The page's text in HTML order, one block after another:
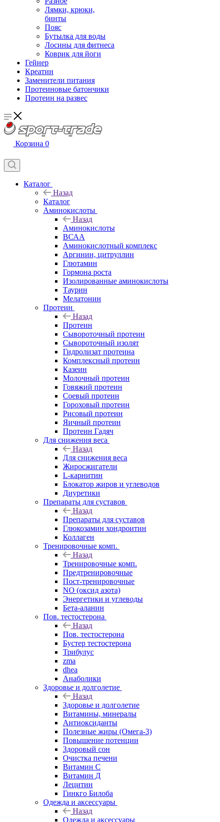
Лямки, крюки,
бинты
Пояс
Бутылка для воды
Лосины для фитнеса
Коврик для йоги
Гейнер
Креатин
Заменители питания
Протеиновые батончики
Протеин на развес
Корзина 0
Каталог
Назад
Каталог
Аминокислоты
Назад
Аминокислоты
ВСАА
Аминокислотный комплекс
Аргинин, цитруллин
Глютамин
Гормона роста
Изолированные аминокислоты
Таурин
Мелатонин
Протеин
Назад
Протеин
Сывороточный протеин
Сывороточный изолят
Гидролизат протеина
Комплексный протеин
Казеин
Молочный протеин
Говяжий протеин
Соевый протеин
Гороховый протеин
Рисовый протеин
Яичный протеин
Протеин Гадяч
Для снижения веса
Назад
Для снижения веса
Жиросжигатели
L-карнитин
Блокатор жиров и углеводов
Диуретики
Препараты для суставов
Назад
Препараты для суставов
Глюкозамин хондроитин
Коллаген
Тренировочные комп.
Назад
Тренировочные комп.
Предтренировочные
Пост-тренировочные
NO (оксид азота)
Энергетики и углеводы
Бета-аланин
Пов. тестостерона
Назад
Пов. тестостерона
Бустер тестостерона
Трибулус
zma
dhea
Анаболики
Здоровье и долголетие
Назад
Здоровье и долголетие
Витамины, минералы
Антиоксиданты
Полезные жиры (Омега-3)
Повышение потенции
Здоровый сон
Очистка печени
Витамин С
Витамин Д
Лецитин
Гинкго Билоба
Одежда и аксессуары
Назад
Одежда и аксессуары